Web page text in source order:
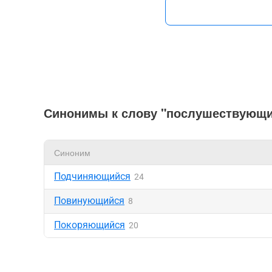
Синонимы к слову
Синоним
Подчиняющийся 24
Повинующийся 8
Покоряющийся 20